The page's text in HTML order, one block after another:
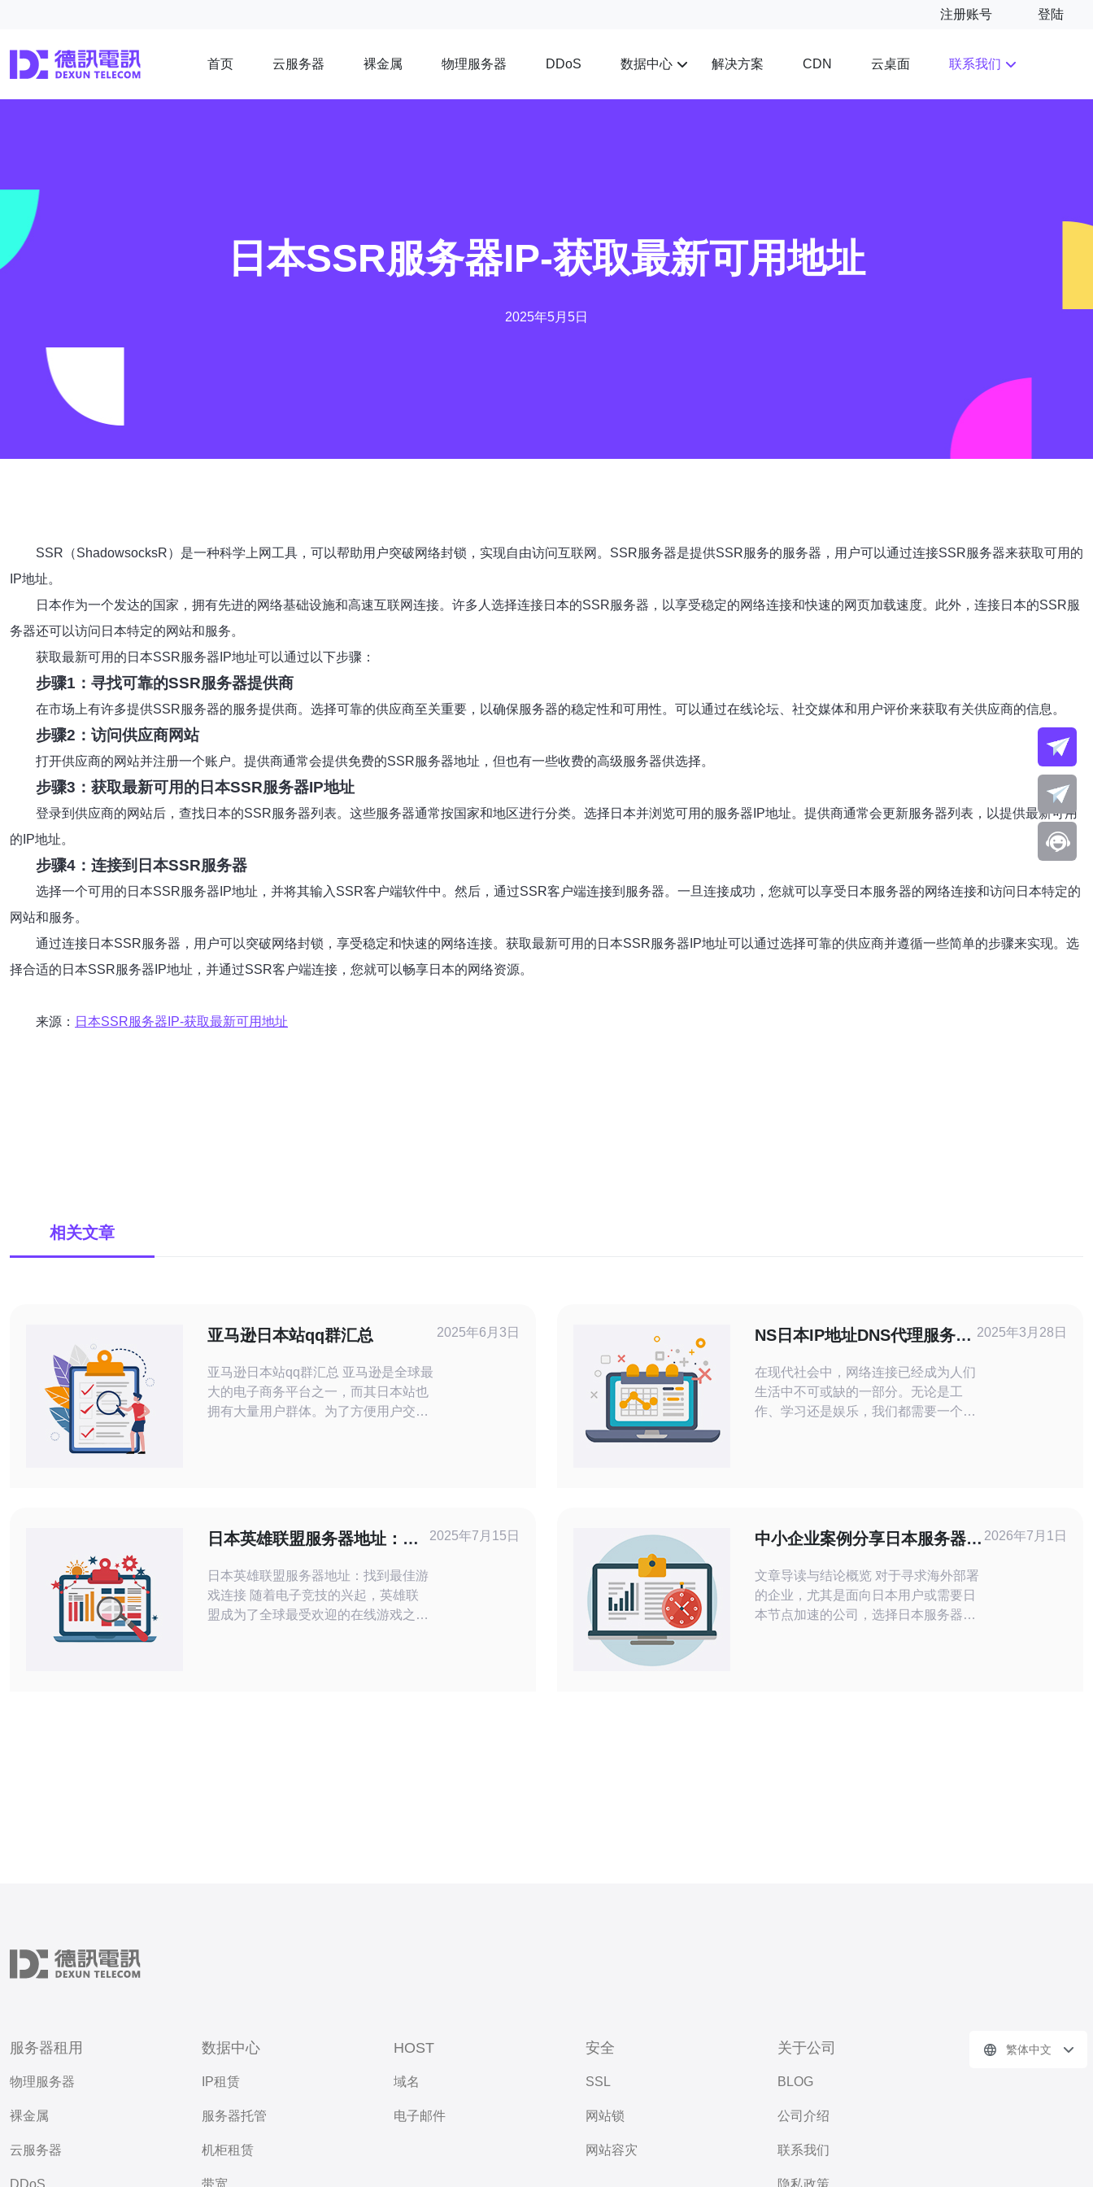
注册账号 登陆
首页 云服务器 裸金属 物理服务器 DDoS 数据中心 解决方案 CDN 云桌面 联系我们
日本SSR服务器IP-获取最新可用地址
2025年5月5日
SSR（ShadowsocksR）是一种科学上网工具，可以帮助用户突破网络封锁，实现自由访问互联网。SSR服务器是提供SSR服务的服务器，用户可以通过连接SSR服务器来获取可用的
IP地址。
日本作为一个发达的国家，拥有先进的网络基础设施和高速互联网连接。许多人选择连接日本的SSR服务器，以享受稳定的网络连接和快速的网页加载速度。此外，连接日本的SSR服
务器还可以访问日本特定的网站和服务。
获取最新可用的日本SSR服务器IP地址可以通过以下步骤：
步骤1：寻找可靠的SSR服务器提供商
在市场上有许多提供SSR服务器的服务提供商。选择可靠的供应商至关重要，以确保服务器的稳定性和可用性。可以通过在线论坛、社交媒体和用户评价来获取有关供应商的信息。
步骤2：访问供应商网站
打开供应商的网站并注册一个账户。提供商通常会提供免费的SSR服务器地址，但也有一些收费的高级服务器供选择。
步骤3：获取最新可用的日本SSR服务器IP地址
登录到供应商的网站后，查找日本的SSR服务器列表。这些服务器通常按国家和地区进行分类。选择日本并浏览可用的服务器IP地址。提供商通常会更新服务器列表，以提供最新可用
的IP地址。
步骤4：连接到日本SSR服务器
选择一个可用的日本SSR服务器IP地址，并将其输入SSR客户端软件中。然后，通过SSR客户端连接到服务器。一旦连接成功，您就可以享受日本服务器的网络连接和访问日本特定的
网站和服务。
通过连接日本SSR服务器，用户可以突破网络封锁，享受稳定和快速的网络连接。获取最新可用的日本SSR服务器IP地址可以通过选择可靠的供应商并遵循一些简单的步骤来实现。选
择合适的日本SSR服务器IP地址，并通过SSR客户端连接，您就可以畅享日本的网络资源。
来源： 日本SSR服务器IP-获取最新可用地址
相关文章
亚马逊日本站qq群汇总
亚马逊日本站qq群汇总 亚马逊是全球最
大的电子商务平台之一，而其日本站也
拥有大量用户群体。为了方便用户交流
家可以在这里分享购物经验、优惠
2025年6月3日
NS日本IP地址DNS代理服务
接。
在现代社会中，网络连接已经成为人们
生活中不可或缺的一部分。无论是工
作、学习还是娱乐，我们都需要一个高
以帮助用户隐藏真实的IP地址，同时提
供更快速、更可靠的网络连接
2025年3月28日
日本英雄联盟服务器地址：找
日本英雄联盟服务器地址：找到最佳游
戏连接 随着电子竞技的兴起，英雄联
盟成为了全球最受欢迎的在线游戏之
2025年7月15日
中小企业案例分享日本服务器代
文章导读与结论概览 对于寻求海外部署
的企业，尤其是面向日本用户或需要日
本节点加速的公司，选择日本服务器的
2026年7月1日
服务器租用
物理服务器
裸金属
云服务器
DDoS
数据中心
IP租赁
服务器托管
机柜租赁
带宽
HOST
域名
电子邮件
安全
SSL
网站锁
网站容灾
关于公司
BLOG
公司介绍
联系我们
隐私政策
繁体中文